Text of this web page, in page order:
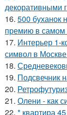
декоративными
16. 500 буханок
премию в самом
17. Интерьер 1-
символ в
18.
19. Подсвечник
20.
21. Олени - как
22. * квартира